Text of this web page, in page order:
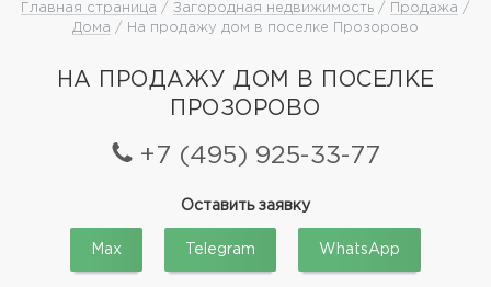
Главная страница / Загородная недвижимость / Продажа /
Дома / На продажу дом в поселке Прозорово
НА ПРОДАЖУ ДОМ В ПОСЕЛКЕ
ПРОЗОРОВО
+7 (495) 925-33-77
Оставить заявку
Max Telegram WhatsApp